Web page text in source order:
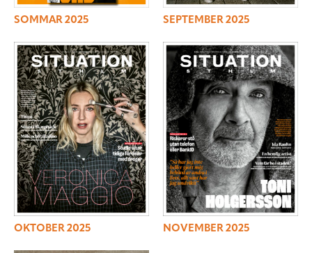
SOMMAR 2025 SEPTEMBER 2025
OKTOBER 2025 NOVEMBER 2025